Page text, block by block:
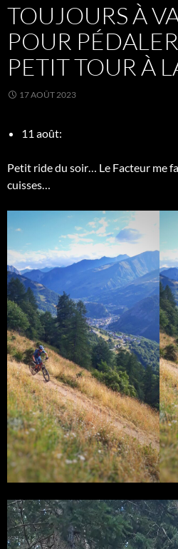
TOUJOURS À
POUR
PETIT TOUR À
17 AOÛT 2023
11 août:
Petit ride du soir… Le Facteur me
cuisses…